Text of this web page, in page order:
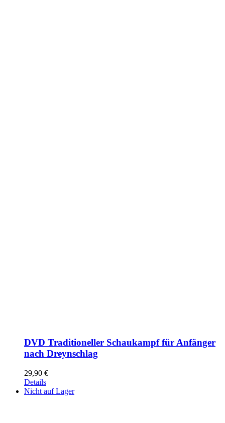
DVD Traditioneller Schaukampf für Anfänger
nach Dreynschlag
29,90 €
Details
Nicht auf Lager